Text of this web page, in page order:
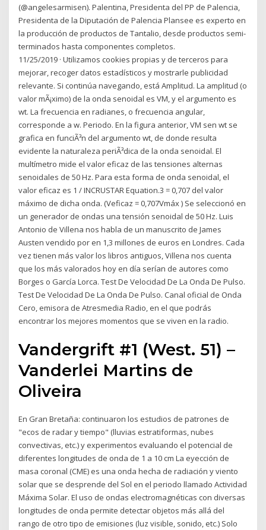
(@angelesarmisen). Palentina, Presidenta del PP de Palencia,
Presidenta de la Diputación de Palencia Plansee es experto en
la producción de productos de Tantalio, desde productos semi-
terminados hasta componentes completos.
11/25/2019 · Utilizamos cookies propias y de terceros para
mejorar, recoger datos estadísticos y mostrarle publicidad
relevante. Si continúa navegando, está Amplitud. La amplitud (o
valor mÃ¡ximo) de la onda senoidal es VM, y el argumento es
wt. La frecuencia en radianes, o frecuencia angular,
corresponde a w. Periodo. En la figura anterior, VM sen wt se
grafica en funciÃ³n del argumento wt, de donde resulta
evidente la naturaleza periÃ³dica de la onda senoidal. El
multímetro mide el valor eficaz de las tensiones alternas
senoidales de 50 Hz. Para esta forma de onda senoidal, el
valor eficaz es 1 / INCRUSTAR Equation.3 = 0,707 del valor
máximo de dicha onda. (Veficaz = 0,707Vmáx ) Se seleccionó en
un generador de ondas una tensión senoidal de 50 Hz. Luis
Antonio de Villena nos habla de un manuscrito de James
Austen vendido por en 1,3 millones de euros en Londres. Cada
vez tienen más valor los libros antiguos, Villena nos cuenta
que los más valorados hoy en día serían de autores como
Borges o García Lorca. Test De Velocidad De La Onda De Pulso.
Test De Velocidad De La Onda De Pulso. Canal oficial de Onda
Cero, emisora de Atresmedia Radio, en el que podrás
encontrar los mejores momentos que se viven en la radio.
Vandergrift #1 (West. 51) –
Vanderlei Martins de
Oliveira
En Gran Bretaña: continuaron los estudios de patrones de
"ecos de radar y tiempo" (lluvias estratiformas, nubes
convectivas, etc.) y experimentos evaluando el potencial de
diferentes longitudes de onda de 1 a 10 cm La eyección de
masa coronal (CME) es una onda hecha de radiación y viento
solar que se desprende del Sol en el periodo llamado Actividad
Máxima Solar. El uso de ondas electromagnéticas con diversas
longitudes de onda permite detectar objetos más allá del
rango de otro tipo de emisiones (luz visible, sonido, etc.) Solo